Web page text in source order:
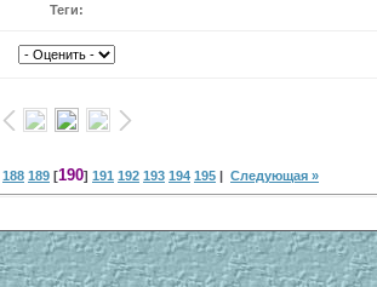
Теги:
188 189 [190] 191 192 193 194 195 | Следующая »